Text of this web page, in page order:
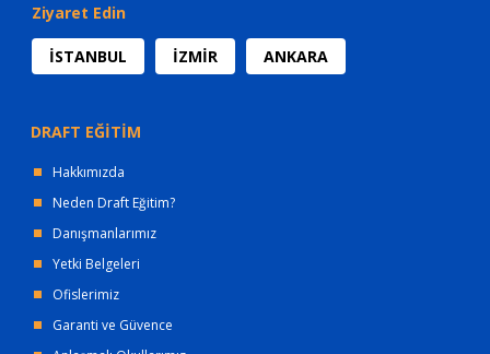
Ziyaret Edin
İSTANBUL İZMİR ANKARA
DRAFT EĞİTİM
Hakkımızda
Neden Draft Eğitim?
Danışmanlarımız
Yetki Belgeleri
Ofislerimiz
Garanti ve Güvence